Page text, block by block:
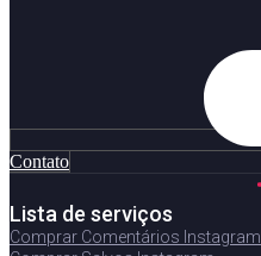
Contato
Lista de serviços
Comprar Comentários Instagram